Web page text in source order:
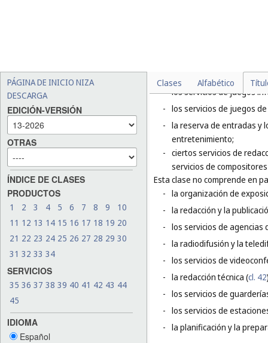
PÁGINA DE INICIO NIZA
DESCARGA
EDICIÓN-VERSIÓN
OTRAS
ÍNDICE DE CLASES
PRODUCTOS
1 2 3 4 5 6 7 8 9
10
11 12 13 14 15 16 17 18 19 20
21 22 23 24 25 26 27 28 29 30
31 32 33 34
SERVICIOS
35 36 37 38 39 40 41 42 43 44
45
IDIOMA
Español
Clases Alfabético
la doma y el
- los servicios de juegos
- los servicios de juegos
- la reserva de entradas y
entretenimiento;
- ciertos servicios de
servicios de
Esta clase no comprende en
- la organización de
- la redacción y la
- los servicios de agencias
- la radiodifusión y la
- los servicios de
- la redacción técnica (cl. 42
- los servicios de
- los servicios de
- la planificación y la